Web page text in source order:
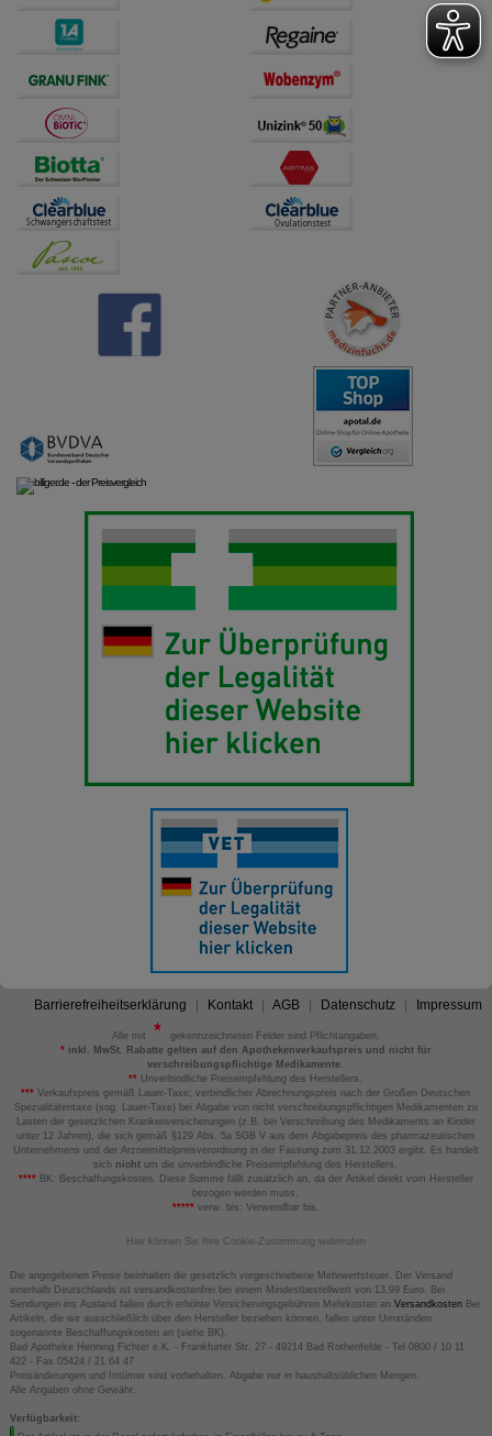
Barrierefreiheitserklärung Kontakt AGB Datenschutz Impressum
Alle mit
gekennzeichneten Felder sind Pflichtangaben.
*inkl. MwSt. Rabatte gelten auf den Apothekenverkaufspreis und nicht für
verschreibungspflichtige Medikamente.
** Unverbindliche Preisempfehlung des Herstellers.
*** Verkaufspreis gemäß Lauer-Taxe; verbindlicher Abrechnungspreis nach der Großen Deutschen
Spezialitätentaxe (sog. Lauer-Taxe) bei Abgabe von nicht verschreibungspflichtigen Medikamenten zu
Lasten der gesetzlichen Krankenversicherungen (z.B. bei Verschreibung des Medikaments an Kinder
unter 12 Jahren), die sich gemäß §129 Abs. 5a SGB V aus dem Abgabepreis des pharmazeutischen
Unternehmens und der Arzneimittelpreisverordnung in der Fassung zum 31.12.2003 ergibt. Es handelt
sich nicht um die unverbindliche Preisempfehlung des Herstellers.
****BK: Beschaffungskosten. Diese Summe fällt zusätzlich an, da der Artikel direkt vom Hersteller
bezogen werden muss.
*****verw. bis: Verwendbar bis.
Hier können Sie Ihre Cookie-Zustimmung widerrufen
Die angegebenen Preise beinhalten die gesetzlich vorgeschriebene Mehrwertsteuer. Der Versand
innerhalb Deutschlands ist versandkostenfrei bei einem Mindestbestellwert von 13,99 Euro. Bei
Sendungen ins Ausland fallen durch erhöhte Versicherungsgebühren Mehrkosten an VersandkostenBei
Artikeln, die wir ausschließlich über den Hersteller beziehen können, fallen unter Umständen
sogenannte Beschaffungskosten an (siehe BK).
Bad Apotheke Henning Fichter e.K. - Frankfurter Str. 27 - 49214 Bad Rothenfelde - Tel 0800 / 10 11
422 - Fax 05424 / 21 64 47
Preisänderungen und Irrtümer sind vorbehalten. Abgabe nur in haushaltsüblichen Mengen.
Alle Angaben ohne Gewähr.
Verfügbarkeit: